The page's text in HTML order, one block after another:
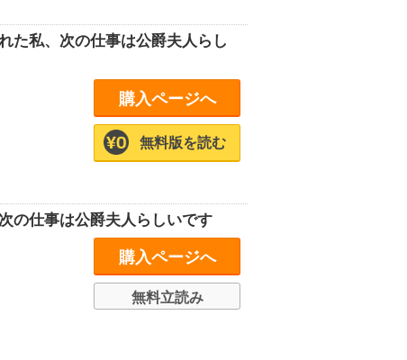
た私、次の仕事は公爵夫人らし
購入ページへ
無料版を読む
の仕事は公爵夫人らしいです
購入ページへ
無料立読み